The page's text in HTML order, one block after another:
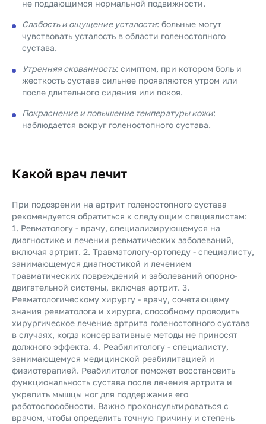
не поддающимся нормальной подвижности.
Слабость и ощущение усталости: больные могут
чувствовать усталость в области голеностопного
сустава.
Утренняя скованность: симптом, при котором боль и
жесткость сустава сильнее проявляются утром или
после длительного сидения или покоя.
Покраснение и повышение температуры кожи:
наблюдается вокруг голеностопного сустава.
Какой врач лечит
При подозрении на артрит голеностопного сустава
рекомендуется обратиться к следующим специалистам:
1. Ревматологу - врачу, специализирующемуся на
диагностике и лечении ревматических заболеваний,
включая артрит. 2. Травматологу-ортопеду - специалисту,
занимающемуся диагностикой и лечением
травматических повреждений и заболеваний опорно-
двигательной системы, включая артрит. 3.
Ревматологическому хирургу - врачу, сочетающему
знания ревматолога и хирурга, способному проводить
хирургическое лечение артрита голеностопного сустава
в случаях, когда консервативные методы не приносят
должного эффекта. 4. Реабилитологу - специалисту,
занимающемуся медицинской реабилитацией и
физиотерапией. Реабилитолог поможет восстановить
функциональность сустава после лечения артрита и
укрепить мышцы ног для поддержания его
работоспособности. Важно проконсультироваться с
врачом, чтобы определить точную причину и степень